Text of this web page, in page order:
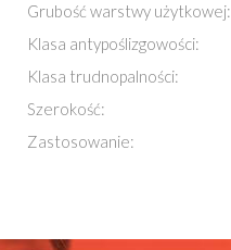
Grubość warstwy użytkowej:
Klasa antypoślizgowości:
Klasa trudnopalności:
Szerokość:
Zastosowanie: